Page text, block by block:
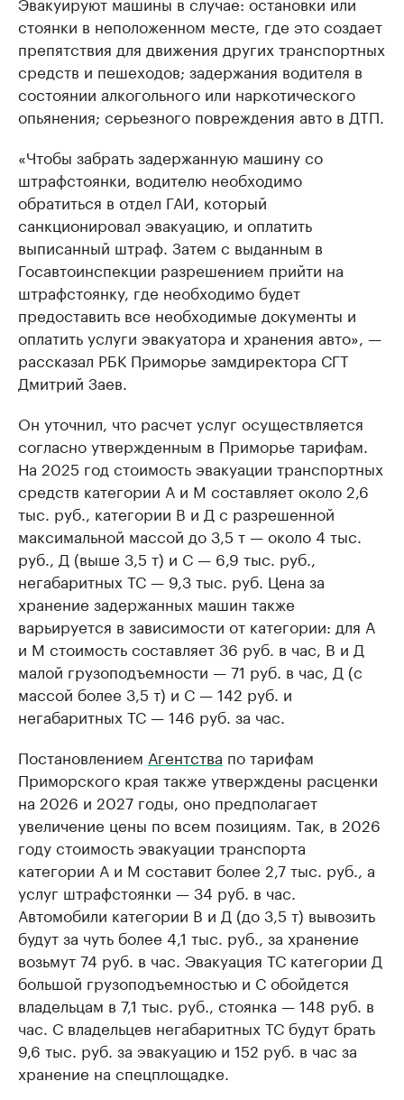
стоянки в неположенном месте, где это создает
препятствия для движения других транспортных
средств и пешеходов; задержания водителя в
состоянии алкогольного или наркотического
опьянения; серьезного повреждения авто в ДТП.
«Чтобы забрать задержанную машину со
штрафстоянки, водителю необходимо
обратиться в отдел ГАИ, который
санкционировал эвакуацию, и оплатить
выписанный штраф. Затем с выданным в
Госавтоинспекции разрешением прийти на
штрафстоянку, где необходимо будет
предоставить все необходимые документы и
оплатить услуги эвакуатора и хранения авто», —
рассказал РБК Приморье замдиректора СГТ
Дмитрий Заев.
Он уточнил, что расчет услуг осуществляется
согласно утвержденным в Приморье тарифам.
На 2025 год стоимость эвакуации транспортных
средств категории А и М составляет около 2,6
тыс. руб., категории В и Д с разрешенной
максимальной массой до 3,5 т — около 4 тыс.
руб., Д (выше 3,5 т) и С — 6,9 тыс. руб.,
негабаритных ТС — 9,3 тыс. руб. Цена за
хранение задержанных машин также
варьируется в зависимости от категории: для А
и М стоимость составляет 36 руб. в час, В и Д
малой грузоподъемности — 71 руб. в час, Д (с
массой более 3,5 т) и С — 142 руб. и
негабаритных ТС — 146 руб. за час.
Постановлением Агентства по тарифам
Приморского края также утверждены расценки
на 2026 и 2027 годы, оно предполагает
увеличение цены по всем позициям. Так, в 2026
году стоимость эвакуации транспорта
категории А и М составит более 2,7 тыс. руб., а
услуг штрафстоянки — 34 руб. в час.
Автомобили категории В и Д (до 3,5 т) вывозить
будут за чуть более 4,1 тыс. руб., за хранение
возьмут 74 руб. в час. Эвакуация ТС категории Д
большой грузоподъемностью и С обойдется
владельцам в 7,1 тыс. руб., стоянка — 148 руб. в
час. С владельцев негабаритных ТС будут брать
9,6 тыс. руб. за эвакуацию и 152 руб. в час за
хранение на спецплощадке.